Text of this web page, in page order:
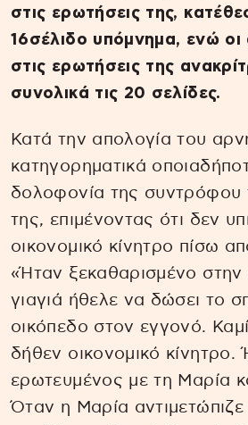
στις ερωτήσεις της,
16σέλιδο υπόμνημα, ενώ οι
στις ερωτήσεις της
συνολικά τις 20 σελίδες.
Κατά την απολογία του
κατηγορηματικά
δολοφονία της συντρόφου
της, επιμένοντας ότι δεν
οικονομικό κίνητρο πίσω
«Ήταν ξεκαθαρισμένο στην
γιαγιά ήθελε να δώσει το
οικόπεδο στον εγγονό.
δήθεν οικονομικό κίνητρο.
ερωτευμένος με τη Μαρία
Όταν η Μαρία